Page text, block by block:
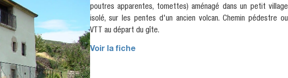
poutres apparentes, tomettes) aménagé dans un petit village
isolé, sur les pentes d'un ancien volcan. Chemin pédestre ou
VTT au départ du gîte.
Voir la fiche